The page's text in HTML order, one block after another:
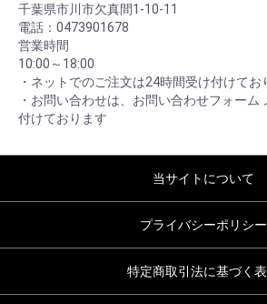
千葉県市川市欠真間1-10-11
電話：0473901678
営業時間
10:00～18:00
・ネットでのご注文は24時間受け付けてお
・お問い合わせは、お問い合わせフォーム
付けております
当サイトについて
プライバシーポリシー
特定商取引法に基づく